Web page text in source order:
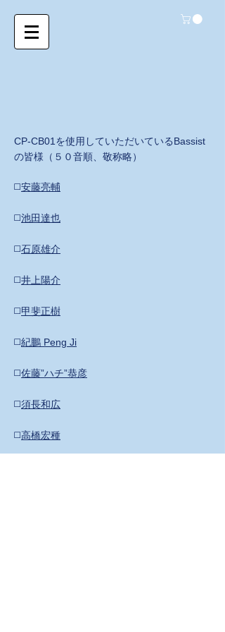
CP-CB01を使用していただいているBassist
の皆様（５０音順、敬称略）
◻️安藤亮輔
◻️池田達也
◻️石原雄介
◻️井上陽介
◻️甲斐正樹
◻️紀鵬 Peng Ji
◻️佐藤”ハチ”恭彦
◻️須長和広
◻️高橋宏種